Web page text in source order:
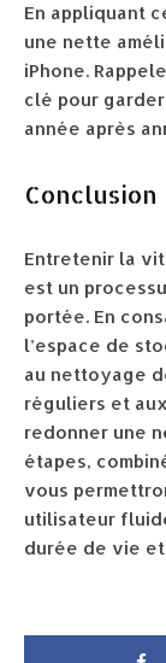
En appliquant
une nette
iPhone.
clé pour
année après
Conclusion
Entretenir la
est un
portée. En
l’espace de
au nettoyage
réguliers et
redonner une
étapes,
vous
utilisateur
durée de vie